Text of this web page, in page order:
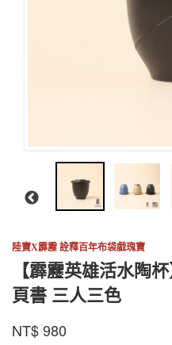
陸寶X霹靂 詮釋百年布袋戲瑰寶
【霹靂英雄活水陶
頁書 三人三色
商品代號 DKJC001BK
DKJC001BK
品牌
寶
NT$980